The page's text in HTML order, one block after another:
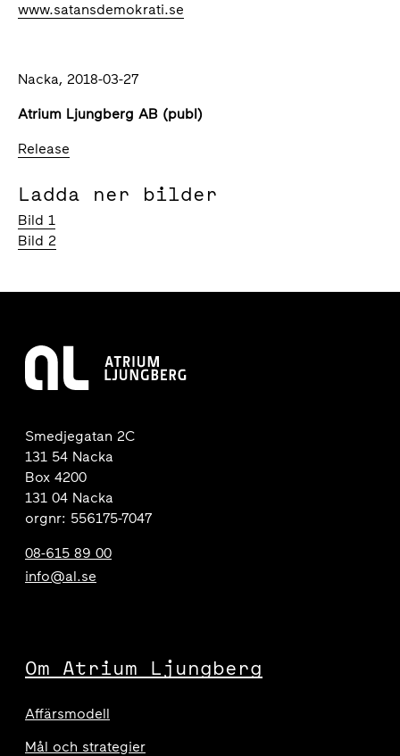
www.satansdemokrati.se
Nacka, 2018-03-27
Atrium Ljungberg AB (publ)
Release
Ladda ner bilder
Bild 1
Bild 2
Smedjegatan 2C
131 54 Nacka
Box 4200
131 04 Nacka
orgnr: 556175-7047
08-615 89 00
info@al.se
Om Atrium Ljungberg
Affärsmodell
Mål och strategier